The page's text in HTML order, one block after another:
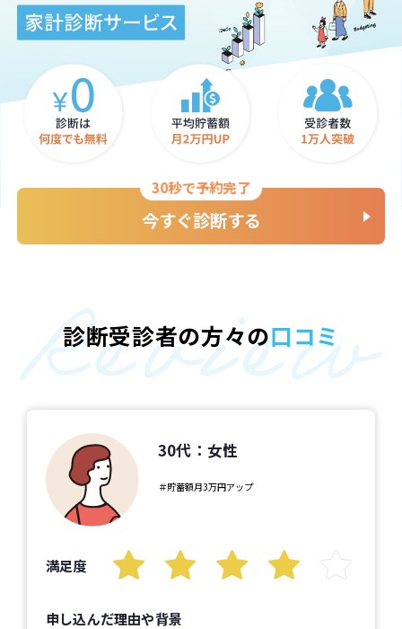
30秒で予約完了
今すぐ診断する
診断受診者の方々の口コミ
30代：女性
＃貯蓄額月3万円アップ
満足度
申し込んだ理由や背景